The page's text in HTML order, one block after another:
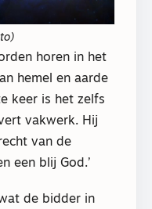
horen in het
hemel en aarde
keer is het zelfs
vakwerk. Hij
van de
een blij God.’
de bidder in